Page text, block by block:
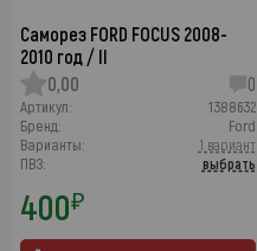
Саморез FORD FOCUS 2008-
2010 год / II
0,00
0
Артикул:
1388632
Бренд:
Ford
Варианты:
1 вариант
ПВЗ:
выбрать
400₽